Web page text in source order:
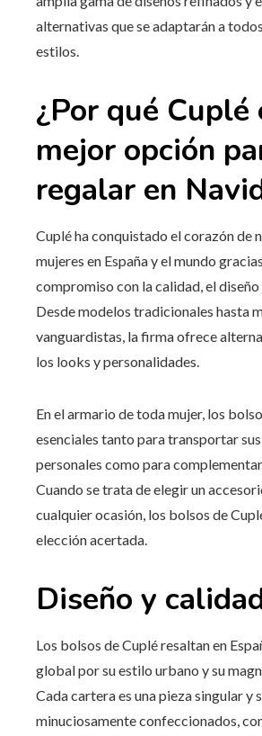
alternativas que se adaptarán a
estilos.
¿Por qué Cuplé
mejor opción
regalar en
Cuplé ha conquistado el corazón de
mujeres en España y el mundo
compromiso con la calidad, el
Desde modelos tradicionales hasta
vanguardistas, la firma ofrece
los looks y personalidades.
En el armario de toda mujer, los
esenciales tanto para transportar
personales como para
Cuando se trata de elegir un
cualquier ocasión, los bolsos de
elección acertada.
Diseño y
Los bolsos de Cuplé resaltan en
global por su estilo urbano y su
Cada cartera es una pieza singular y
minuciosamente confeccionados,